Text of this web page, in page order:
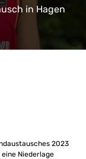
in Hagen
2023
Niederlage